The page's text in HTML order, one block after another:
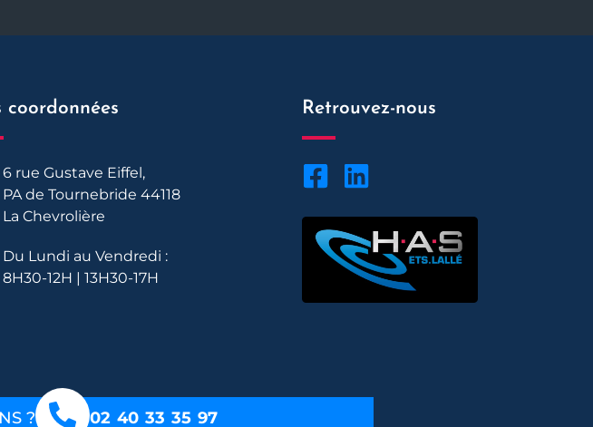
coordonnées
6 rue Gustave Eiffel,
PA de Tournebride 44118
La Chevrolière
Du Lundi au Vendredi :
8H30-12H | 13H30-17H
Retrouvez-nous
? 02 40 33 35 97